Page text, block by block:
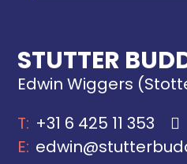
STUTTER
Edwin Wiggers
+31 6 425 11 353